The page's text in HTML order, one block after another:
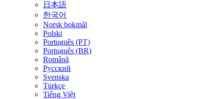
日本語
한국어
Norsk bokmål
Polski
Português (PT)
Português (BR)
Română
Русский
Svenska
Türkçe
Tiếng Việt